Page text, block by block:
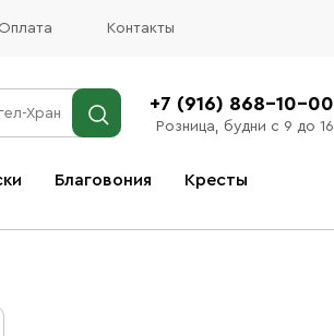
Оплата Контакты
+7 (916) 868-10-00
Розница, будни с 9 до 16
Благовония Кресты